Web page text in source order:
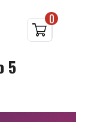
0
5